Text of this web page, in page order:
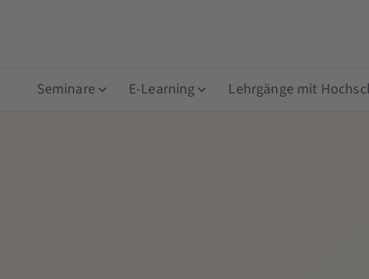
Seminare E-Learning Lehrgänge mit